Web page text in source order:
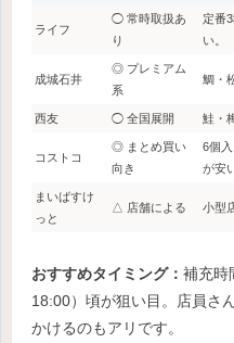
ライフ
◯ 常時取扱あ
り
定番
い。
成城石井
◎ プレミアム
系
鯛・
西友 ◯ 全国展開 鮭・
コストコ
◎ まとめ買い
向き
6個
が安
まいばすけ
っと
△ 店舗による 小型
おすすめタイミング： 補充時
18:00）頃が狙い目。店員さ
かけるのもアリです。